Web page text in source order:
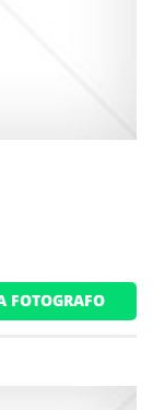
FOTOGRAFO